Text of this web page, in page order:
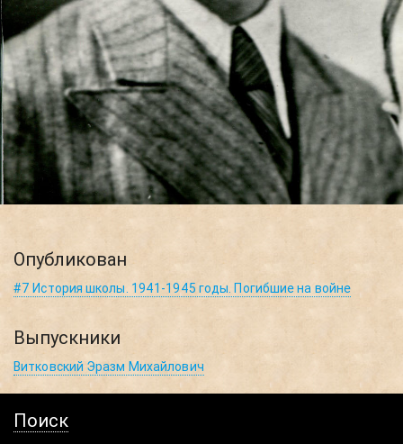
Опубликован
#7 История школы. 1941-1945 годы. Погибшие на войне
Выпускники
Витковский Эразм Михайлович
Поиск